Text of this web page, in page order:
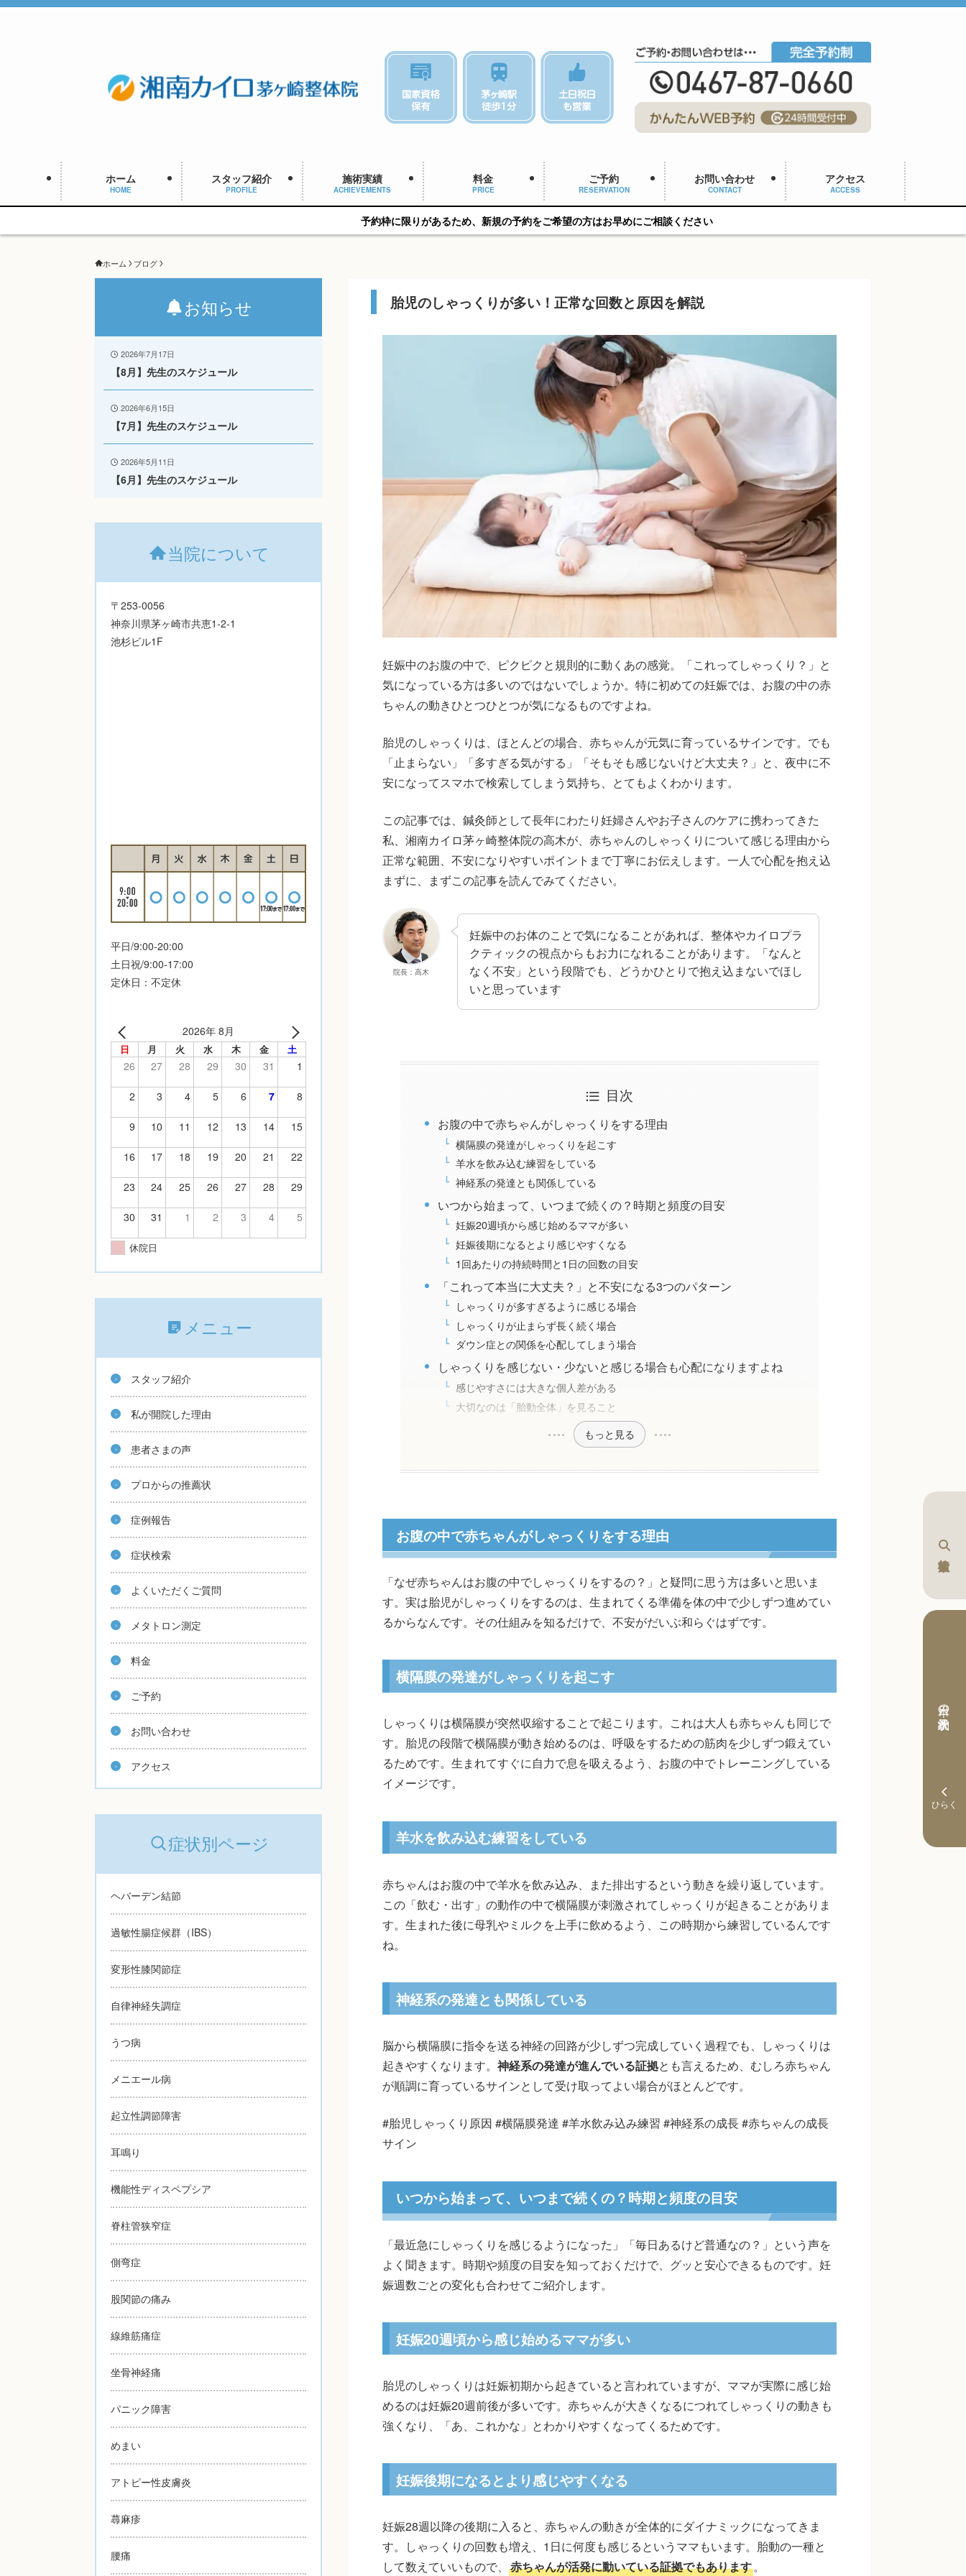
ホーム
HOME
スタッフ紹介
PROFILE
施術実績
ACHIEVEMENTS
料金
PRICE
ご予約
RESERVATION
お問い合わせ
CONTACT
アクセス
ACCESS
予約枠に限りがあるため、新規の予約をご希望の方はお早めにご相談ください
ホーム ブログ
胎児のしゃっくりが多い！正常な回数と原因を解説
本日の予約状況
妊娠中のお腹の中で、ピクピクと規則的に動くあの感覚。「これってしゃっくり？」と
気になっている方は多いのではないでしょうか。特に初めての妊娠では、お腹の中の赤
ちゃんの動きひとつひとつが気になるものですよね。
胎児のしゃっくりは、ほとんどの場合、赤ちゃんが元気に育っているサインです。でも
「止まらない」「多すぎる気がする」「そもそも感じないけど大丈夫？」と、夜中に不
安になってスマホで検索してしまう気持ち、とてもよくわかります。
この記事では、鍼灸師として長年にわたり妊婦さんやお子さんのケアに携わってきた
私、湘南カイロ茅ヶ崎整体院の高木が、赤ちゃんのしゃっくりについて感じる理由から
正常な範囲、不安になりやすいポイントまで丁寧にお伝えします。一人で心配を抱え込
まずに、まずこの記事を読んでみてください。
院長：高木
妊娠中のお体のことで気になることがあれば、整体やカイロプラ
クティックの視点からもお力になれることがあります。「なんと
なく不安」という段階でも、どうかひとりで抱え込まないでほし
いと思っています
目次
お腹の中で赤ちゃんがしゃっくりをする理由
横隔膜の発達がしゃっくりを起こす
羊水を飲み込む練習をしている
神経系の発達とも関係している
いつから始まって、いつまで続くの？時期と頻度の目安
妊娠20週頃から感じ始めるママが多い
妊娠後期になるとより感じやすくなる
1回あたりの持続時間と1日の回数の目安
「これって本当に大丈夫？」と不安になる3つのパターン
しゃっくりが多すぎるように感じる場合
しゃっくりが止まらず長く続く場合
ダウン症との関係を心配してしまう場合
しゃっくりを感じない・少ないと感じる場合も心配になりますよね
感じやすさには大きな個人差がある
大切なのは「胎動全体」を見ること
もっと見る
お腹の中で赤ちゃんがしゃっくりをする理由
「なぜ赤ちゃんはお腹の中でしゃっくりをするの？」と疑問に思う方は多いと思いま
す。実は胎児がしゃっくりをするのは、生まれてくる準備を体の中で少しずつ進めてい
るからなんです。その仕組みを知るだけで、不安がだいぶ和らぐはずです。
横隔膜の発達がしゃっくりを起こす
しゃっくりは横隔膜が突然収縮することで起こります。これは大人も赤ちゃんも同じで
す。胎児の段階で横隔膜が動き始めるのは、呼吸をするための筋肉を少しずつ鍛えてい
るためです。生まれてすぐに自力で息を吸えるよう、お腹の中でトレーニングしている
イメージです。
羊水を飲み込む練習をしている
赤ちゃんはお腹の中で羊水を飲み込み、また排出するという動きを繰り返しています。
この「飲む・出す」の動作の中で横隔膜が刺激されてしゃっくりが起きることがありま
す。生まれた後に母乳やミルクを上手に飲めるよう、この時期から練習しているんです
ね。
神経系の発達とも関係している
脳から横隔膜に指令を送る神経の回路が少しずつ完成していく過程でも、しゃっくりは
起きやすくなります。 神経系の発達が進んでいる証拠とも言えるため、むしろ赤ちゃん
が順調に育っているサインとして受け取ってよい場合がほとんどです。
#胎児しゃっくり原因 #横隔膜発達 #羊水飲み込み練習 #神経系の成長 #赤ちゃんの成長
サイン
いつから始まって、いつまで続くの？時期と頻度の目安
「最近急にしゃっくりを感じるようになった」「毎日あるけど普通なの？」という声を
よく聞きます。時期や頻度の目安を知っておくだけで、グッと安心できるものです。妊
娠週数ごとの変化も合わせてご紹介します。
妊娠20週頃から感じ始めるママが多い
胎児のしゃっくりは妊娠初期から起きていると言われていますが、ママが実際に感じ始
めるのは妊娠20週前後が多いです。赤ちゃんが大きくなるにつれてしゃっくりの動きも
強くなり、「あ、これかな」とわかりやすくなってくるためです。
妊娠後期になるとより感じやすくなる
妊娠28週以降の後期に入ると、赤ちゃんの動きが全体的にダイナミックになってきま
す。しゃっくりの回数も増え、1日に何度も感じるというママもいます。胎動の一種と
して数えていいもので、 赤ちゃんが活発に動いている証拠でもあります。
お知らせ
2026年7月17日
【8月】先生のスケジュール
2026年6月15日
【7月】先生のスケジュール
2026年5月11日
【6月】先生のスケジュール
当院について
〒253-0056
神奈川県茅ヶ崎市共恵1-2-1
池杉ビル1F
平日/9:00-20:00
土日祝/9:00-17:00
定休日：不定休
2026年 8月
日 月 火 水 木 金 土
26 27 28 29 30 31 1
2 3 4 5 6 7 8
9 10 11 12 13 14 15
16 17 18 19 20 21 22
23 24 25 26 27 28 29
30 31 1 2 3 4 5
休院日
メニュー
スタッフ紹介
私が開院した理由
患者さまの声
プロからの推薦状
症例報告
症状検索
よくいただくご質問
メタトロン測定
料金
ご予約
お問い合わせ
アクセス
症状別ページ
ヘバーデン結節
過敏性腸症候群（IBS）
変形性膝関節症
自律神経失調症
うつ病
メニエール病
起立性調節障害
耳鳴り
機能性ディスペプシア
脊柱管狭窄症
側弯症
股関節の痛み
線維筋痛症
坐骨神経痛
パニック障害
めまい
アトピー性皮膚炎
蕁麻疹
腰痛